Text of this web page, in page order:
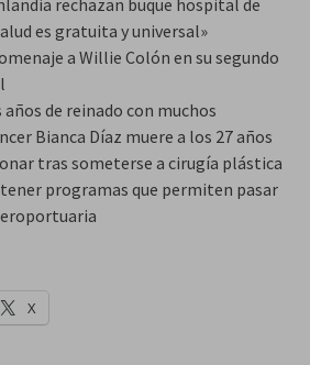
es gratuita y universal»
a Willie Colón en su segundo
de reinado con muchos
Bianca Díaz muere a los 27 años
tras someterse a cirugía plástica
programas que permiten pasar
X